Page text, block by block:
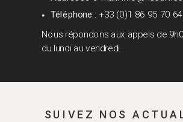
SUIVEZ NOS
Téléphone : +33 (0)1 86 95 70 64
Nous répondons aux appels de
du lundi au vendredi.